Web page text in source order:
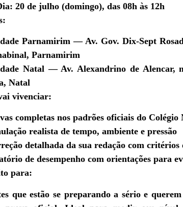
20 de julho (domingo), das 08h às 12h
Parnamirim — Av. Gov. Dix-Sept
Parnamirim
Natal — Av. Alexandrino de Alencar,
Natal
vivenciar:
completas nos padrões oficiais do Colégio
realista de tempo, ambiente e pressão
detalhada da sua redação com critérios
de desempenho com orientações para
para:
que estão se preparando a sério e